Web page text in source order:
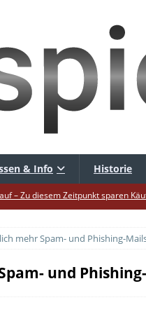
& Info Historie
– Zu diesem Zeitpunkt sparen
startet – Diese neuen Regeln
– Raffinierte, neue WhatsApp-
mehr Spam- und Phishing-
und